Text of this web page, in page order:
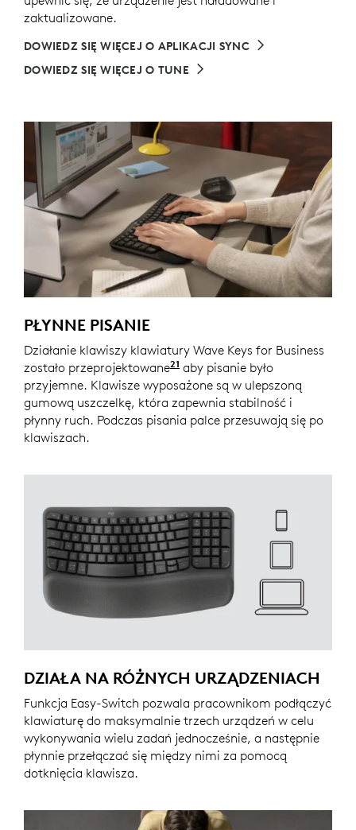
zaktualizowane.
DOWIEDZ SIĘ WIĘCEJ O APLIKACJI SYNC
DOWIEDZ SIĘ WIĘCEJ O TUNE
PŁYNNE PISANIE
Działanie klawiszy klawiatury Wave Keys for Business
zostało przeprojektowane21 w porównaniu do
aby pisanie było
przyjemne. Klawisze wyposażone są w ulepszoną
gumową uszczelkę, która zapewnia stabilność i
płynny ruch. Podczas pisania palce przesuwają się po
klawiszach.
DZIAŁA NA RÓŻNYCH URZĄDZENIACH
Funkcja Easy-Switch pozwala pracownikom podłączyć
klawiaturę do maksymalnie trzech urządzeń w celu
wykonywania wielu zadań jednocześnie, a następnie
płynnie przełączać się między nimi za pomocą
dotknięcia klawisza.